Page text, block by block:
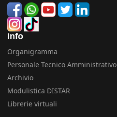
Info
Organigramma
Personale Tecnico Amministrativo
Archivio
Modulistica DISTAR
Librerie virtuali